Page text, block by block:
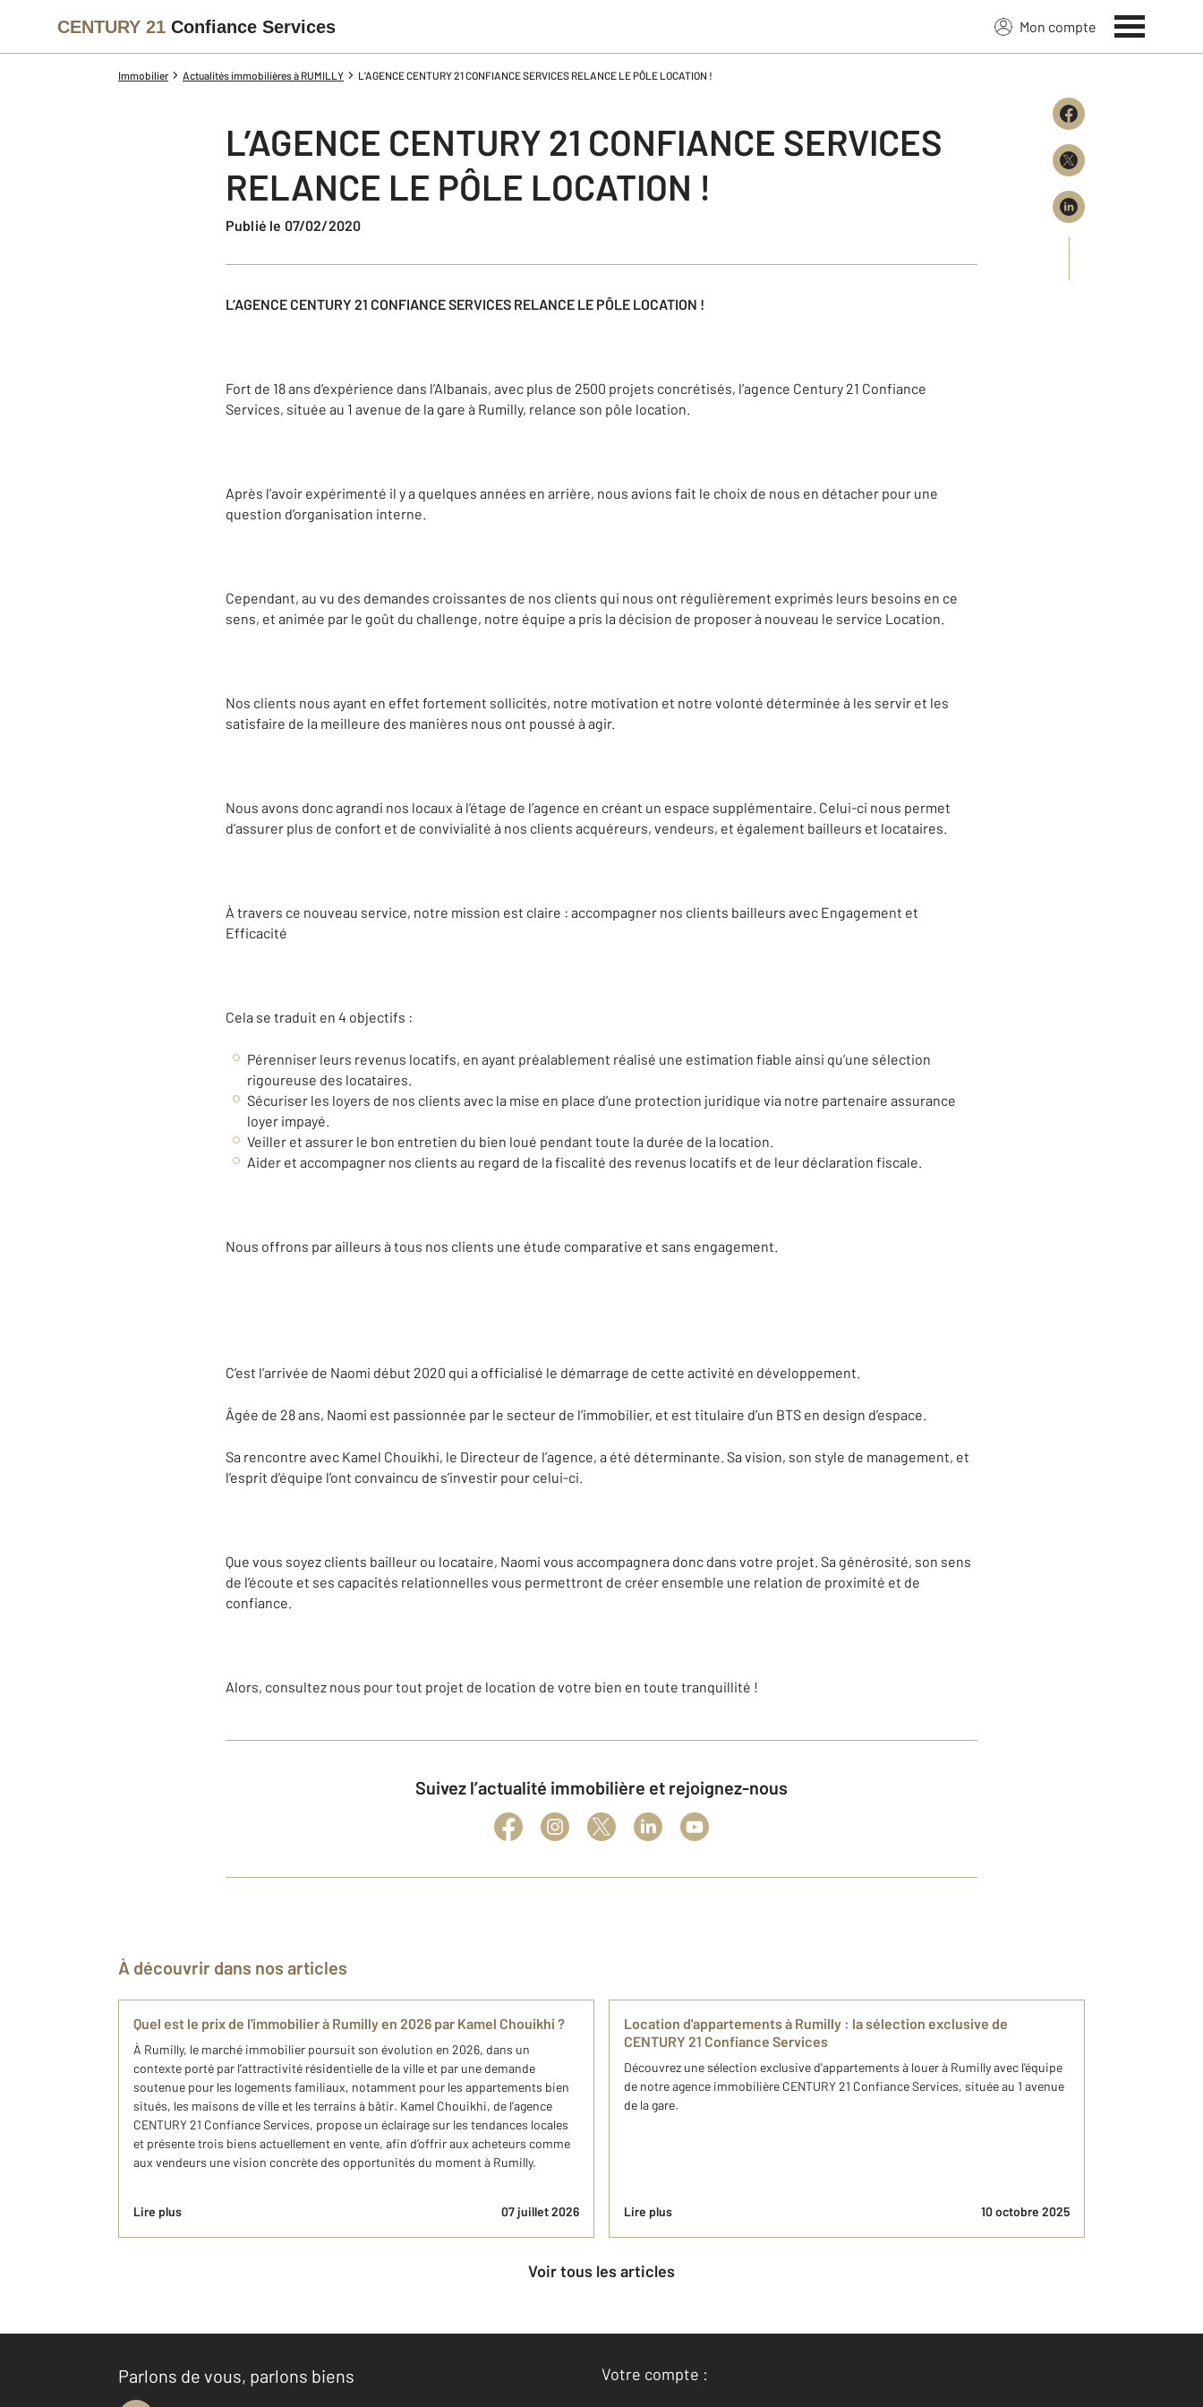
CENTURY 21 Confiance Services Mon compte
Immobilier Actualités immobilières à RUMILLY L’AGENCE CENTURY 21 CONFIANCE SERVICES RELANCE LE PÔLE LOCATION !
L’AGENCE CENTURY 21 CONFIANCE SERVICES
RELANCE LE PÔLE LOCATION !
Publié le 07/02/2020
L’AGENCE CENTURY 21 CONFIANCE SERVICES RELANCE LE PÔLE LOCATION !
Fort de 18 ans d’expérience dans l’Albanais, avec plus de 2500 projets concrétisés, l’agence Century 21 Confiance
Services, située au 1 avenue de la gare à Rumilly, relance son pôle location.
Après l’avoir expérimenté il y a quelques années en arrière, nous avions fait le choix de nous en détacher pour une
question d’organisation interne.
Cependant, au vu des demandes croissantes de nos clients qui nous ont régulièrement exprimés leurs besoins en ce
sens, et animée par le goût du challenge, notre équipe a pris la décision de proposer à nouveau le service Location.
Nos clients nous ayant en effet fortement sollicités, notre motivation et notre volonté déterminée à les servir et les
satisfaire de la meilleure des manières nous ont poussé à agir.
Nous avons donc agrandi nos locaux à l’étage de l’agence en créant un espace supplémentaire. Celui-ci nous permet
d’assurer plus de confort et de convivialité à nos clients acquéreurs, vendeurs, et également bailleurs et locataires.
À travers ce nouveau service, notre mission est claire : accompagner nos clients bailleurs avec Engagement et
Efficacité
Cela se traduit en 4 objectifs :
Pérenniser leurs revenus locatifs, en ayant préalablement réalisé une estimation fiable ainsi qu’une sélection
rigoureuse des locataires.
Sécuriser les loyers de nos clients avec la mise en place d’une protection juridique via notre partenaire assurance
loyer impayé.
Veiller et assurer le bon entretien du bien loué pendant toute la durée de la location.
Aider et accompagner nos clients au regard de la fiscalité des revenus locatifs et de leur déclaration fiscale.
Nous offrons par ailleurs à tous nos clients une étude comparative et sans engagement.
C’est l’arrivée de Naomi début 2020 qui a officialisé le démarrage de cette activité en développement.
Âgée de 28 ans, Naomi est passionnée par le secteur de l’immobilier, et est titulaire d’un BTS en design d’espace.
Sa rencontre avec Kamel Chouikhi, le Directeur de l’agence, a été déterminante. Sa vision, son style de management, et
l’esprit d’équipe l’ont convaincu de s’investir pour celui-ci.
Que vous soyez clients bailleur ou locataire, Naomi vous accompagnera donc dans votre projet. Sa générosité, son sens
de l’écoute et ses capacités relationnelles vous permettront de créer ensemble une relation de proximité et de
confiance.
Alors, consultez nous pour tout projet de location de votre bien en toute tranquillité !
Suivez l’actualité immobilière et rejoignez-nous
À découvrir dans nos articles
Quel est le prix de l'immobilier à Rumilly en 2026 par Kamel Chouikhi ?
À Rumilly, le marché immobilier poursuit son évolution en 2026, dans un
contexte porté par l’attractivité résidentielle de la ville et par une demande
soutenue pour les logements familiaux, notamment pour les appartements bien
situés, les maisons de ville et les terrains à bâtir. Kamel Chouikhi, de l’agence
CENTURY 21 Confiance Services, propose un éclairage sur les tendances locales
et présente trois biens actuellement en vente, afin d’offrir aux acheteurs comme
aux vendeurs une vision concrète des opportunités du moment à Rumilly.
Lire plus 07 juillet 2026
Location d'appartements à Rumilly : la sélection exclusive de
CENTURY 21 Confiance Services
Découvrez une sélection exclusive d'appartements à louer à Rumilly avec l'équipe
de notre agence immobilière CENTURY 21 Confiance Services, située au 1 avenue
de la gare.
Lire plus 10 octobre 2025
Voir tous les articles
Parlons de vous, parlons biens
Votre compte :